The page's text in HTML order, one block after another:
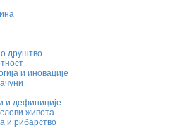
друштво
и иновације
и дефиниције
живота
и рибарство